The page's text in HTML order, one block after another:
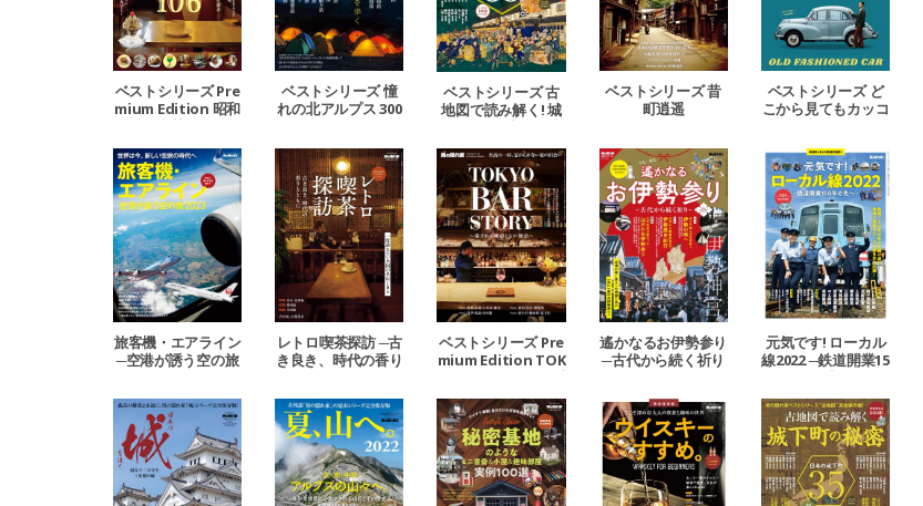
ベストシリーズ Pre
mium Edition 昭和
ベストシリーズ 憧
れの北アルプス 300
ベストシリーズ 古
地図で読み解く! 城
下町の秘密 2024
ベストシリーズ 昔
町逍遥
ベストシリーズ ど
こから見てもカッコ
ックカー
旅客機・エアライン
─空港が誘う空の旅
レトロ喫茶探訪 ─古
き良き、時代の香り
ベストシリーズ Pre
mium Edition TOK
YO BAR STORY ─愛
される理由とその物
語─
遙かなるお伊勢参り
─古代から続く祈り
元気です! ローカル
線2022 ─鉄道開業15
0年の先へ─